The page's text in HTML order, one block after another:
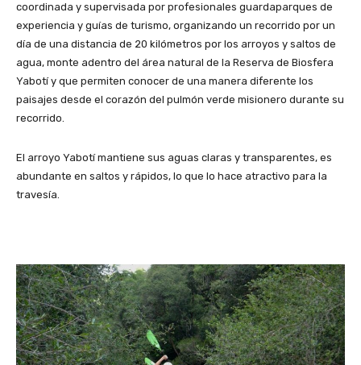
coordinada y supervisada por profesionales guardaparques de
experiencia y guías de turismo, organizando un recorrido por un
día de una distancia de 20 kilómetros por los arroyos y saltos de
agua, monte adentro del área natural de la Reserva de Biosfera
Yabotí y que permiten conocer de una manera diferente los
paisajes desde el corazón del pulmón verde misionero durante su
recorrido.
El arroyo Yabotí mantiene sus aguas claras y transparentes, es
abundante en saltos y rápidos, lo que lo hace atractivo para la
travesía.